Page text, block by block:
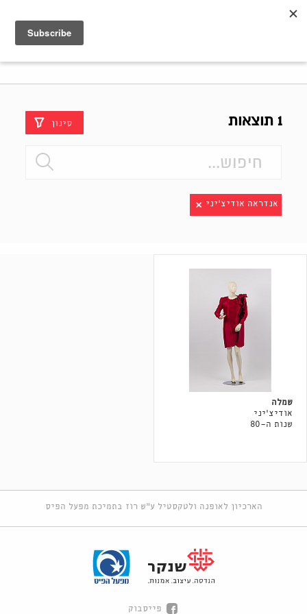
1 תוצאות סינון
אנדראה אודיצ׳יני
שמלה
אודיצ׳יני
שנות ה-80
הארכיון לאופנה ולטקסטיל ע"ש רוז בתמיכת מפעל הפיס
פייסבוק